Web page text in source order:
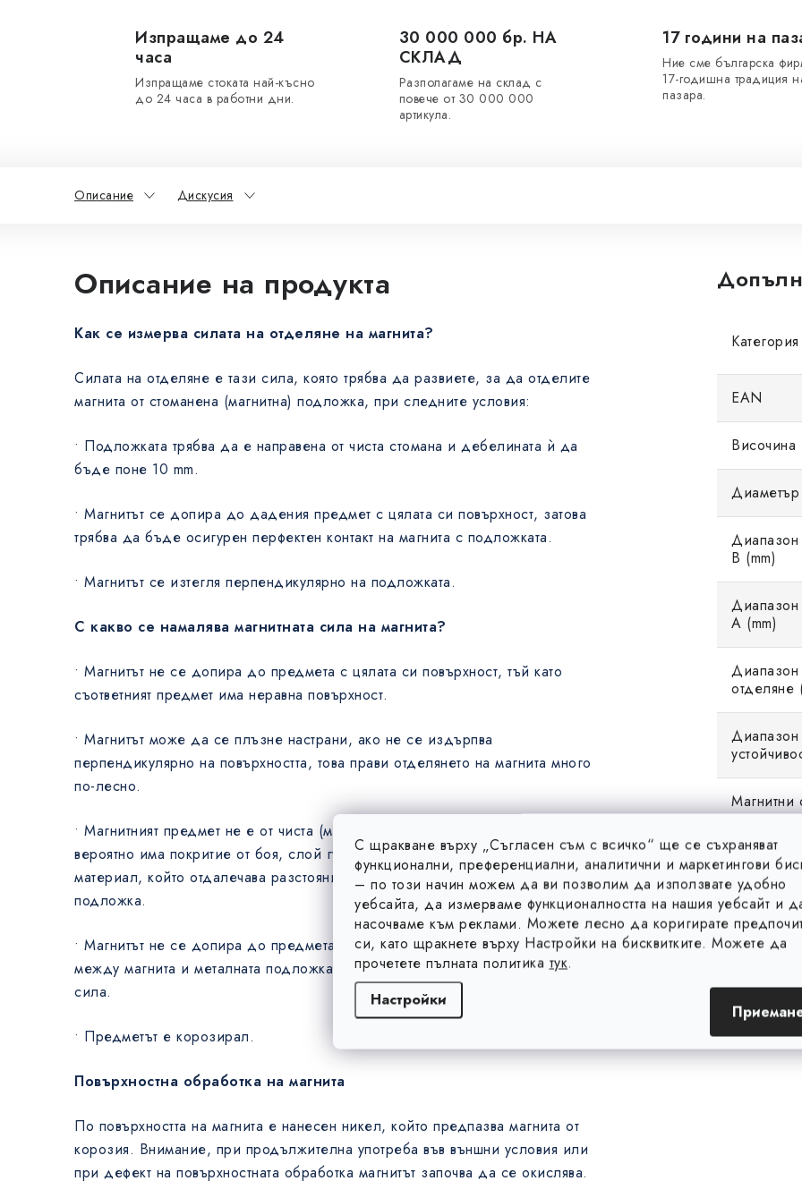
С щракване върху „Съгласен съм с всичко“ ще се съхраняват
функционални, преференциални, аналитични и маркетингови
– по този начин можем да ви позволим да използвате удобно
уебсайта, да измерваме функционалността на нашия уебсайт и
насочваме към реклами. Можете лесно да коригирате
си, като щракнете върху Настройки на бисквитките. Можете да
прочетете пълната политика тук.
Настройки
Изпращаме до 24
часа
Изпращаме стоката най-късно
до 24 часа в работни дни.
30 000 000 бр. НА
СКЛАД
Разполагаме на склад с
повече от 30 000 000
артикула.
17 години на
Ние сме българска
17-годишна традиция
пазара.
Описание Дискусия
Описание на продукта
Как се измерва силата на отделяне на магнита?
Силата на отделяне е тази сила, която трябва да развиете, за да отделите
магнита от стоманена (магнитна) подложка, при следните условия:
• Подложката трябва да е направена от чиста стомана и дебелината ѝ да
бъде поне 10 mm.
• Магнитът се допира до дадения предмет с цялата си повърхност, затова
трябва да бъде осигурен перфектен контакт на магнита с подложката.
• Магнитът се изтегля перпендикулярно на подложката.
С какво се намалява магнитната сила на магнита?
• Магнитът не се допира до предмета с цялата си повърхност, тъй като
съответният предмет има неравна повърхност.
• Магнитът може да се плъзне настрани, ако не се издърпва
перпендикулярно на повърхността, това прави отделянето на магнита много
по-лесно.
• Магнитният предмет не е от чиста (магнитна) стомана, по повърхността
вероятно има покритие от боя, слой гума или пластмаса, или друг
материал, който отдалечава разстоянието между магнита и металната
подложка.
• Магнитът не се допира до предмета, колкото по-голямо е разстоянието
между магнита и металната подложка, толкова повече намалява магнитната
сила.
• Предметът е корозирал.
Повърхностна обработка на магнита
По повърхността на магнита е нанесен никел, който предпазва магнита от
корозия. Внимание, при продължителна употреба във външни условия или
при дефект на повърхностната обработка магнитът започва да се окислява.
Категория
EAN
Височина
Диапазон
B (mm)
A (mm)
Диапазон
отделяне
Диапазон
Магнитни
Материал